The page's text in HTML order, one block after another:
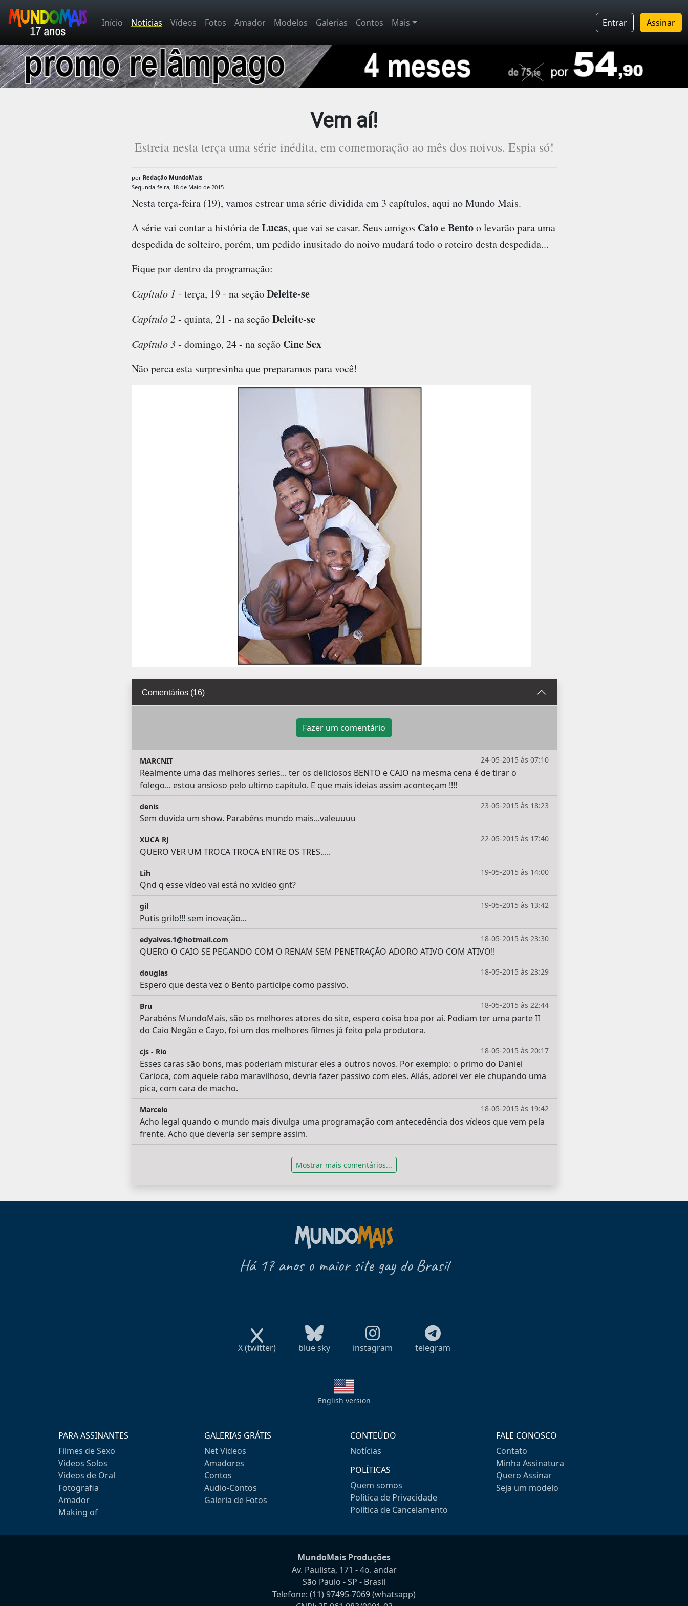
Início Notícias Vídeos Fotos Amador Modelos Galerias Contos Mais Entrar Assinar
Vem aí!
Estreia nesta terça uma série inédita, em comemoração ao mês dos noivos. Espia só!
por Redação MundoMais
Segunda-feira, 18 de Maio de 2015
Nesta terça-feira (19), vamos estrear uma série dividida em 3 capítulos, aqui noMundo Mais.
A série vai contar a história deLucas, que vai se casar. Seus amigos CaioeBentoo levarão para uma
despedida de solteiro, porém, um pedido inusitado do noivo mudará todo o roteiro desta despedida...
Fique por dentro da programação:
Capítulo 1 - terça, 19 - na seçãoDeleite-se
Capítulo 2 - quinta, 21 - na seçãoDeleite-se
Capítulo 3- domingo, 24 - na seção Cine Sex
Não perca esta surpresinha que preparamos para você!
Comentários (16)
Fazer um comentário
24-05-2015 às 07:10
MARCNIT
Realmente uma das melhores series... ter os deliciosos BENTO e CAIO na mesma cena é de tirar o
folego... estou ansioso pelo ultimo capitulo. E que mais ideias assim aconteçam !!!!
23-05-2015 às 18:23
denis
Sem duvida um show. Parabéns mundo mais...valeuuuu
22-05-2015 às 17:40
XUCA RJ
QUERO VER UM TROCA TROCA ENTRE OS TRES.....
19-05-2015 às 14:00
Lih
Qnd q esse vídeo vai está no xvideo gnt?
19-05-2015 às 13:42
gil
Putis grilo!!! sem inovação...
18-05-2015 às 23:30
edyalves.1@hotmail.com
QUERO O CAIO SE PEGANDO COM O RENAM SEM PENETRAÇÃO ADORO ATIVO COM ATIVO!!
18-05-2015 às 23:29
douglas
Espero que desta vez o Bento participe como passivo.
18-05-2015 às 22:44
Bru
Parabéns MundoMais, são os melhores atores do site, espero coisa boa por aí. Podiam ter uma parte II
do Caio Negão e Cayo, foi um dos melhores filmes já feito pela produtora.
18-05-2015 às 20:17
cjs - Rio
Esses caras são bons, mas poderiam misturar eles a outros novos. Por exemplo: o primo do Daniel
Carioca, com aquele rabo maravilhoso, devria fazer passivo com eles. Aliás, adorei ver ele chupando uma
pica, com cara de macho.
18-05-2015 às 19:42
Marcelo
Acho legal quando o mundo mais divulga uma programação com antecedência dos vídeos que vem pela
frente. Acho que deveria ser sempre assim.
Mostrar mais comentários...
Há 17 anos o maior site gay do Brasil
X (twitter) blue sky instagram telegram
English version
PARA ASSINANTES
Filmes de Sexo
Videos Solos
Videos de Oral
Fotografia
Amador
Making of
GALERIAS GRÁTIS
Net Videos
Amadores
Contos
Audio-Contos
Galeria de Fotos
CONTEÚDO
Notícias
POLÍTICAS
Quem somos
Política de Privacidade
Política de Cancelamento
FALE CONOSCO
Contato
Minha Assinatura
Quero Assinar
Seja um modelo
MundoMais Produções
Av. Paulista, 171 - 4o. andar
São Paulo - SP - Brasil
Telefone: (11) 97495-7069(whatsapp)